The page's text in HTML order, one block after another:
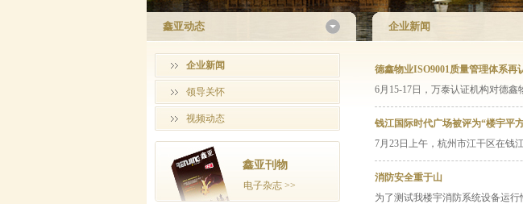
企业新闻
德鑫物业ISO9001质量管理体系再
6月15-17日，万泰认证机构对德
钱江国际时代广场被评为“楼宇平
7月23日上午，杭州市江干区在
消防安全重于山
为了测试我楼宇消防系统设备运
鑫亚动态
企业新闻
领导关怀
视频动态
鑫亚刊物
电子杂志 >>